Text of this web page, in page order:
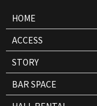
HOME
ACCESS
STORY
BAR SPACE